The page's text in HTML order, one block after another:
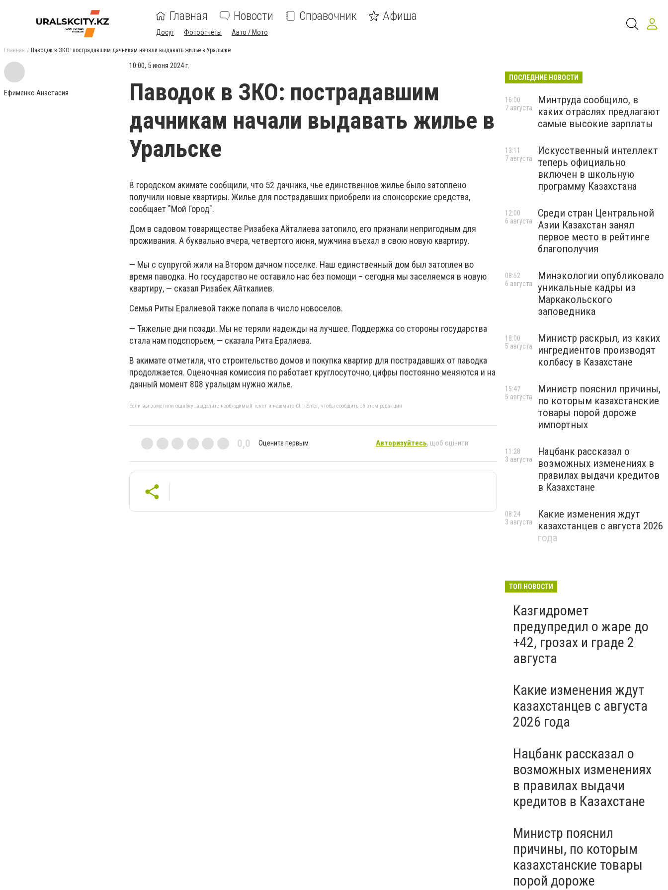
Главная Новости Справочник Афиша
Досуг Фотоотчеты Авто / Мото
Главная Паводок в ЗКО: пострадавшим дачникам начали выдавать жилье в Уральске
Ефименко Анастасия
10:00, 5 июня 2024 г.
Паводок в ЗКО: пострадавшим
дачникам начали выдавать жилье в
Уральске
В городском акимате сообщили, что 52 дачника, чье единственное жилье было затоплено
получили новые квартиры. Жилье для пострадавших приобрели на спонсорские средства,
сообщает "Мой Город".
Дом в садовом товариществе Ризабека Айталиева затопило, его признали непригодным для
проживания. А буквально вчера, четвертого июня, мужчина въехал в свою новую квартиру.
— Мы с супругой жили на Втором дачном поселке. Наш единственный дом был затоплен во
время паводка. Но государство не оставило нас без помощи – сегодня мы заселяемся в новую
квартиру, — сказал Ризабек Айткалиев.
Семья Риты Ералиевой также попала в число новоселов.
— Тяжелые дни позади. Мы не теряли надежды на лучшее. Поддержка со стороны государства
стала нам подспорьем, — сказала Рита Ералиева.
В акимате отметили, что строительство домов и покупка квартир для пострадавших от паводка
продолжается. Оценочная комиссия по работает круглосуточно, цифры постоянно меняются и на
данный момент 808 уральцам нужно жилье.
Если вы заметили ошибку, выделите необходимый текст и нажмите Ctrl+Enter, чтобы сообщить об этом редакции
0,0 Оцените первым Авторизуйтесь, щоб оцінити
ПОСЛЕДНИЕ НОВОСТИ
Минтруда сообщило, в
каких отраслях предлагают
самые высокие зарплаты
16:00
7 августа
Искусственный интеллект
теперь официально
включен в школьную
программу Казахстана
13:11
7 августа
Среди стран Центральной
Азии Казахстан занял
первое место в рейтинге
благополучия
12:00
6 августа
Минэкологии опубликовало
уникальные кадры из
Маркакольского
заповедника
08:52
6 августа
Министр раскрыл, из каких
ингредиентов производят
колбасу в Казахстане
18:00
5 августа
Министр пояснил причины,
по которым казахстанские
товары порой дороже
импортных
15:47
5 августа
Нацбанк рассказал о
возможных изменениях в
правилах выдачи кредитов
в Казахстане
11:28
3 августа
Какие изменения ждут
казахстанцев с августа 2026
года
08:24
3 августа
ТОП НОВОСТИ
Казгидромет
предупредил о жаре до
+42, грозах и граде 2
августа
Какие изменения ждут
казахстанцев с августа
2026 года
Нацбанк рассказал о
возможных изменениях
в правилах выдачи
кредитов в Казахстане
Министр пояснил
причины, по которым
казахстанские товары
порой дороже